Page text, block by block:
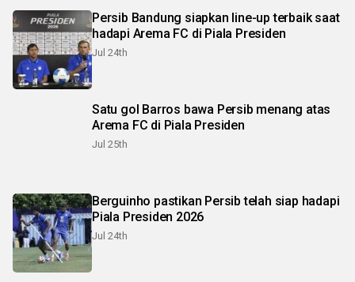
Persib Bandung siapkan line-up terbaik saat
hadapi Arema FC di Piala Presiden
Jul 24th
Satu gol Barros bawa Persib menang atas
Arema FC di Piala Presiden
Jul 25th
Berguinho pastikan Persib telah siap hadapi
Piala Presiden 2026
Jul 24th